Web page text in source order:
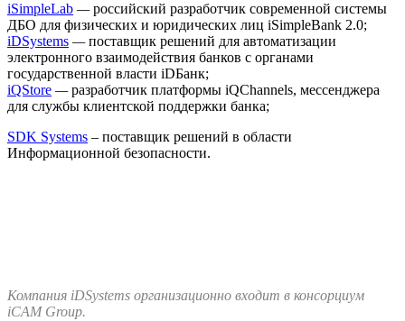
iSimpleLab —российский разработчик современной системы
ДБО для физических и юридических лиц iSimpleBank 2.0;
iDSystems —поставщик решений для автоматизации
электронного взаимодействия банков с органами
государственной власти iDБанк;
iQStore —разработчик платформы iQChannels, мессенджера
для службы клиентской поддержки банка;
SDK Systems – поставщик решений в области
Информационной безопасности.
Компания iDSystems организационно входит в консорциум
iCAM Group.